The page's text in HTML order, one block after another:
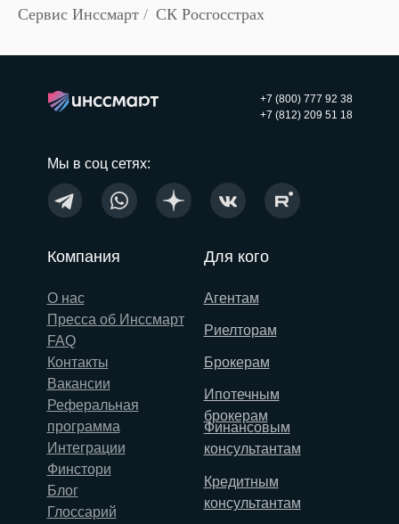
Сервис Инссмарт / СК Росгосстрах
+7 (800) 777 92 38
+7 (812) 209 51 18
Мы в соц сетях:
Для кого
Агентам
Риелторам
Брокерам
Ипотечным
брокерам
Кредитным
консультантам
Финансовым
консультантам
Компания
О нас
Пресса об Инссмарт
FAQ
Контакты
Вакансии
Реферальная
программа
Интеграции
Финстори
Блог
Глоссарий